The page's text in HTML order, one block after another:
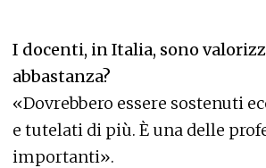
I docenti, in Italia, sono
abbastanza?
«Dovrebbero essere sostenuti
e tutelati di più. È una delle
importanti».